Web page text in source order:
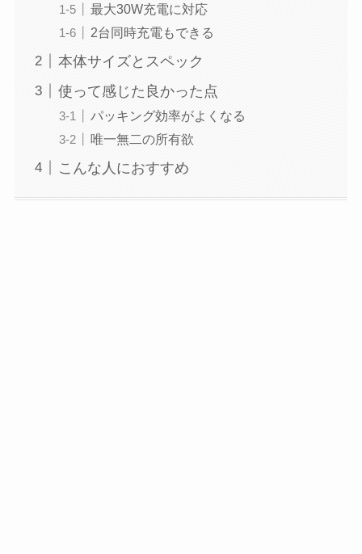
最大30W充電に対応
2台同時充電もできる
本体サイズとスペック
使って感じた良かった点
パッキング効率がよくなる
唯一無二の所有欲
こんな人におすすめ